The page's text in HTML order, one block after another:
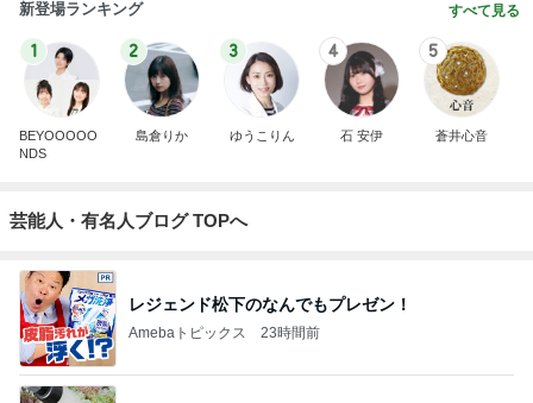
新登場ランキング すべて見る
1
BEYOOOOO
NDS
2
島倉りか
3
ゆうこりん
4
石 安伊
5
蒼井心音
芸能人・有名人ブログ TOPへ
レジェンド松下のなんでもプレゼン！
Amebaトピックス 23時間前